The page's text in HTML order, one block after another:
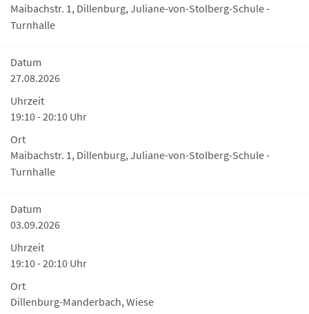
Maibachstr. 1, Dillenburg, Juliane-von-Stolberg-Schule -
Turnhalle
Datum
27.08.2026
Uhrzeit
19:10 - 20:10 Uhr
Ort
Maibachstr. 1, Dillenburg, Juliane-von-Stolberg-Schule -
Turnhalle
Datum
03.09.2026
Uhrzeit
19:10 - 20:10 Uhr
Ort
Dillenburg-Manderbach, Wiese